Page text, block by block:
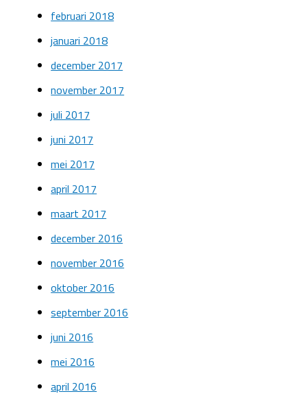
februari 2018
januari 2018
december 2017
november 2017
juli 2017
juni 2017
mei 2017
april 2017
maart 2017
december 2016
november 2016
oktober 2016
september 2016
juni 2016
mei 2016
april 2016